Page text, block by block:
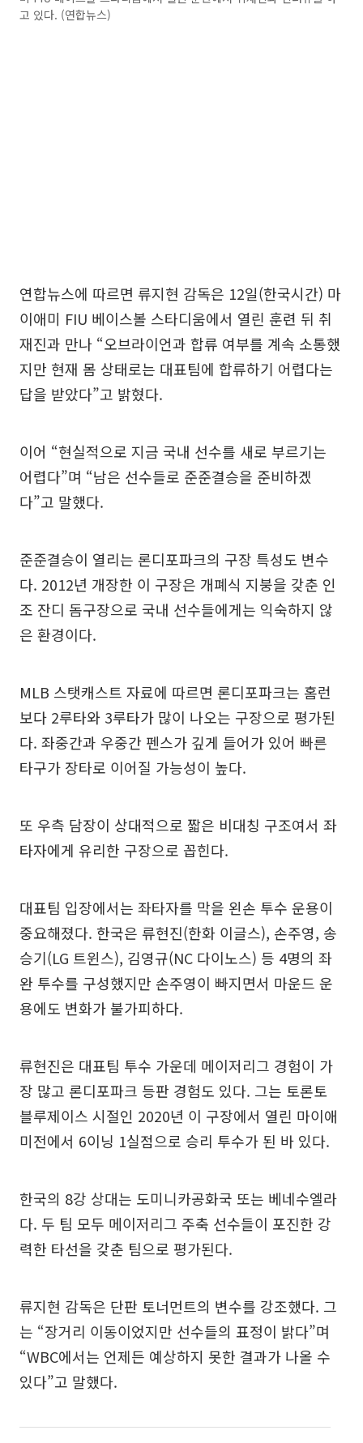
고 있다. (연합뉴스)
연합뉴스에 따르면 류지현 감독은 12일(한국시간) 마
이애미 FIU 베이스볼 스타디움에서 열린 훈련 뒤 취
재진과 만나 “오브라이언과 합류 여부를 계속 소통했
지만 현재 몸 상태로는 대표팀에 합류하기 어렵다는
답을 받았다”고 밝혔다.
이어 “현실적으로 지금 국내 선수를 새로 부르기는
어렵다”며 “남은 선수들로 준준결승을 준비하겠
다”고 말했다.
준준결승이 열리는 론디포파크의 구장 특성도 변수
다. 2012년 개장한 이 구장은 개폐식 지붕을 갖춘 인
조 잔디 돔구장으로 국내 선수들에게는 익숙하지 않
은 환경이다.
MLB 스탯캐스트 자료에 따르면 론디포파크는 홈런
보다 2루타와 3루타가 많이 나오는 구장으로 평가된
다. 좌중간과 우중간 펜스가 깊게 들어가 있어 빠른
타구가 장타로 이어질 가능성이 높다.
또 우측 담장이 상대적으로 짧은 비대칭 구조여서 좌
타자에게 유리한 구장으로 꼽힌다.
대표팀 입장에서는 좌타자를 막을 왼손 투수 운용이
중요해졌다. 한국은 류현진(한화 이글스), 손주영, 송
승기(LG 트윈스), 김영규(NC 다이노스) 등 4명의 좌
완 투수를 구성했지만 손주영이 빠지면서 마운드 운
용에도 변화가 불가피하다.
류현진은 대표팀 투수 가운데 메이저리그 경험이 가
장 많고 론디포파크 등판 경험도 있다. 그는 토론토
블루제이스 시절인 2020년 이 구장에서 열린 마이애
미전에서 6이닝 1실점으로 승리 투수가 된 바 있다.
한국의 8강 상대는 도미니카공화국 또는 베네수엘라
다. 두 팀 모두 메이저리그 주축 선수들이 포진한 강
력한 타선을 갖춘 팀으로 평가된다.
류지현 감독은 단판 토너먼트의 변수를 강조했다. 그
는 “장거리 이동이었지만 선수들의 표정이 밝다”며
“WBC에서는 언제든 예상하지 못한 결과가 나올 수
있다”고 말했다.